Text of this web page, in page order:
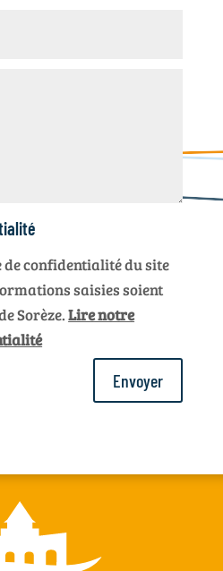
confidentialité du site
saisies soient
Sorèze.Lire notre
Envoyer